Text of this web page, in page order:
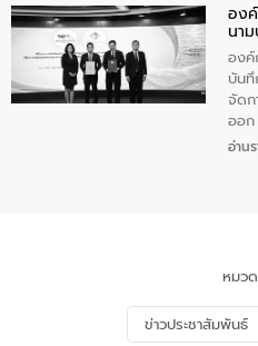
ชุมช
นักเ
เทศ
คน
อง
นา
บริ
ภา
ท์ ว
องค์
บัน
จัดก
ออ
เมื่อ
ด้าน
รอ
ลงทุ
มุ่งต
อ่าน
หมว
ข่าวประชาสัมพันธ์